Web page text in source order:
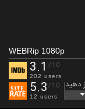
WEBRip 1080p
3.1 /10
202 users
5.3 /10
12 users
دهید